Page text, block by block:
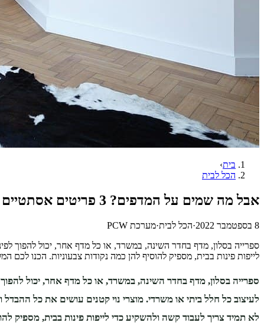
בית›
הכל לבית
אבל מה שמים על המדפים? 3 פריטים אסתטיים להניח על המדפים
8 בספטמבר 2022 ·הכל לבית·מערכת PCW
ספרייה בסלון, מדף בחדר השינה, במשרד, או כל מדף אחר, יכול להפוך
לייפות פינות בבית, מספיק להוסיף להן כמה נקודות צבעוניות. הכנו
ספרייה בסלון, מדף בחדר השינה, במשרד, או כל מדף אחר, יכול
לעיצוב כל חלל ביתי או משרדי. מוצרי נוי קטנים עושים את כל ההבדל
לא תמיד צריך לעבוד קשה ולהשקיע כדי לייפות פינות בבית, מספיק